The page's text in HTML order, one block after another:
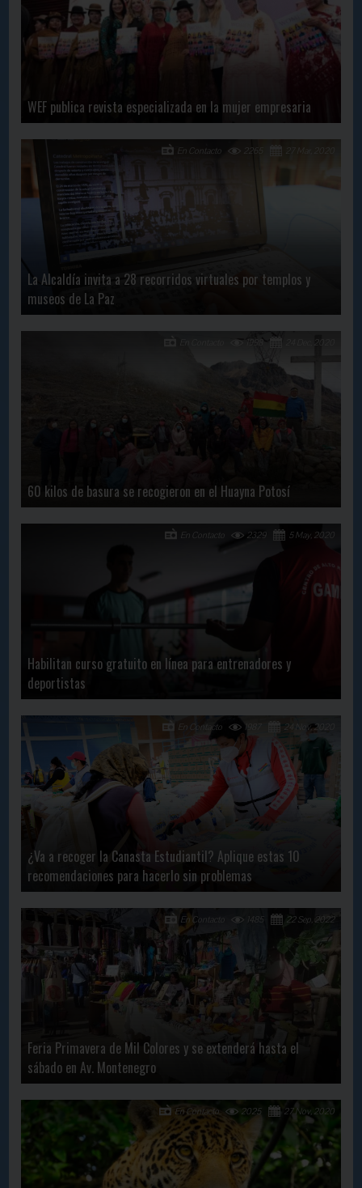
WEF publica revista especializada en la mujer empresaria
La Alcaldía invita a 28 recorridos virtuales por templos y
museos de La Paz
27 Mar, 2020
2265
En Contacto
60 kilos de basura se recogieron en el Huayna Potosí
24 Dec, 2020
1998
Habilitan curso gratuito en línea para entrenadores y
deportistas
5 May, 2020
2329
En Contacto
¿Va a recoger la Canasta Estudiantil? Aplique estas 10
recomendaciones para hacerlo sin problemas
24 Nov, 2020
1987
En Contacto
Feria Primavera de Mil Colores y se extenderá hasta el
sábado en Av. Montenegro
22 Sep, 2022
1485
En Contacto
27 Nov, 2020
2025
En Contacto